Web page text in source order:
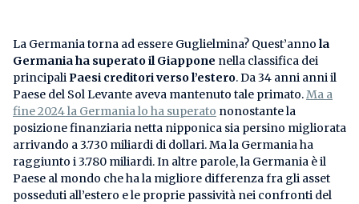
La Germania torna ad essere Guglielmina? Quest’anno la
Germania ha superato il Giappone nella classifica dei
principaliPaesi creditori verso l’estero. Da 34 anni anni il
Paese del Sol Levante aveva mantenuto tale primato.Ma a
fine 2024 la Germania lo ha superato nonostante la
posizione finanziaria netta nipponica sia persino migliorata
arrivando a 3.730 miliardi di dollari. Ma la Germania ha
raggiunto i 3.780 miliardi. In altre parole, la Germania è il
Paese al mondo che ha la migliore differenza fra gli asset
posseduti all’estero e le proprie passività nei confronti del